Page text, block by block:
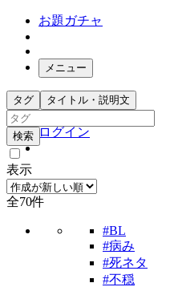
お題ガチャ
メニュー
お題箱
ガチャ検索
ログイン
タグ タイトル・説明文
検索
表示
全70件
#BL
#病み
#死ネタ
#不穏